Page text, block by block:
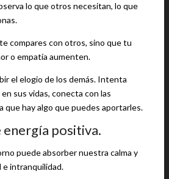
lo que otros necesitan, lo que
compares con otros, sino que tu
o empatía aumenten.
el elogio de los demás. Intenta
sus vidas, conecta con las
que hay algo que puedes aportarles.
energía positiva.
puede absorber nuestra calma y
e intranquilidad.